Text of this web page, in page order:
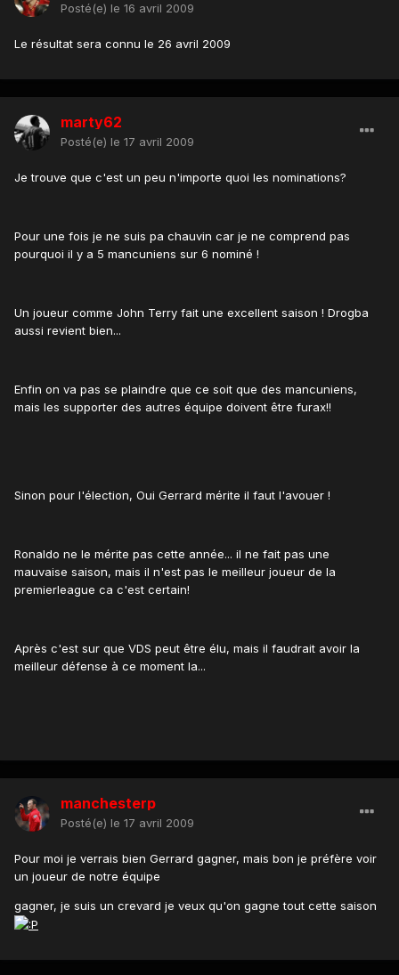
Posté(e) le 16 avril 2009
Le résultat sera connu le 26 avril 2009
marty62
Posté(e) le 17 avril 2009
Je trouve que c'est un peu n'importe quoi les nominations?
Pour une fois je ne suis pa chauvin car je ne comprend pas
pourquoi il y a 5 mancuniens sur 6 nominé !
Un joueur comme John Terry fait une excellent saison ! Drogba
aussi revient bien...
Enfin on va pas se plaindre que ce soit que des mancuniens,
mais les supporter des autres équipe doivent être furax!!
Sinon pour l'élection, Oui Gerrard mérite il faut l'avouer !
Ronaldo ne le mérite pas cette année... il ne fait pas une
mauvaise saison, mais il n'est pas le meilleur joueur de la
premierleague ca c'est certain!
Après c'est sur que VDS peut être élu, mais il faudrait avoir la
meilleur défense à ce moment la...
manchesterp
Posté(e) le 17 avril 2009
Pour moi je verrais bien Gerrard gagner, mais bon je préfère voir
un joueur de notre équipe
gagner, je suis un crevard je veux qu'on gagne tout cette saison